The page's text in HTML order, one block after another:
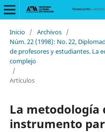
Inicio / Archivos /
Núm. 22 (1998): No. 22,
de profesores y estudiantes. La
complejo
/
Artículos
La metodología
instrumento